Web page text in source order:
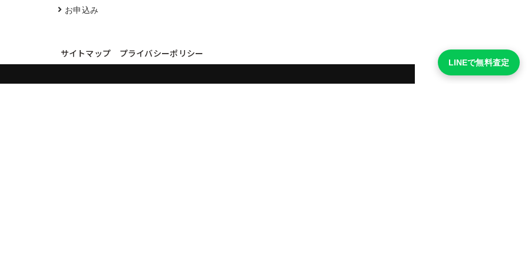
お申込み
サイトマップ プライバシーポリシー
LINEで無料査定